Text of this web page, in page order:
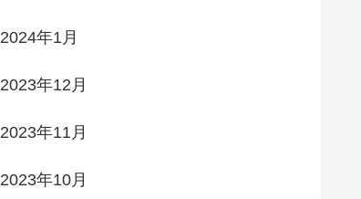
2024年1月
2023年12月
2023年11月
2023年10月